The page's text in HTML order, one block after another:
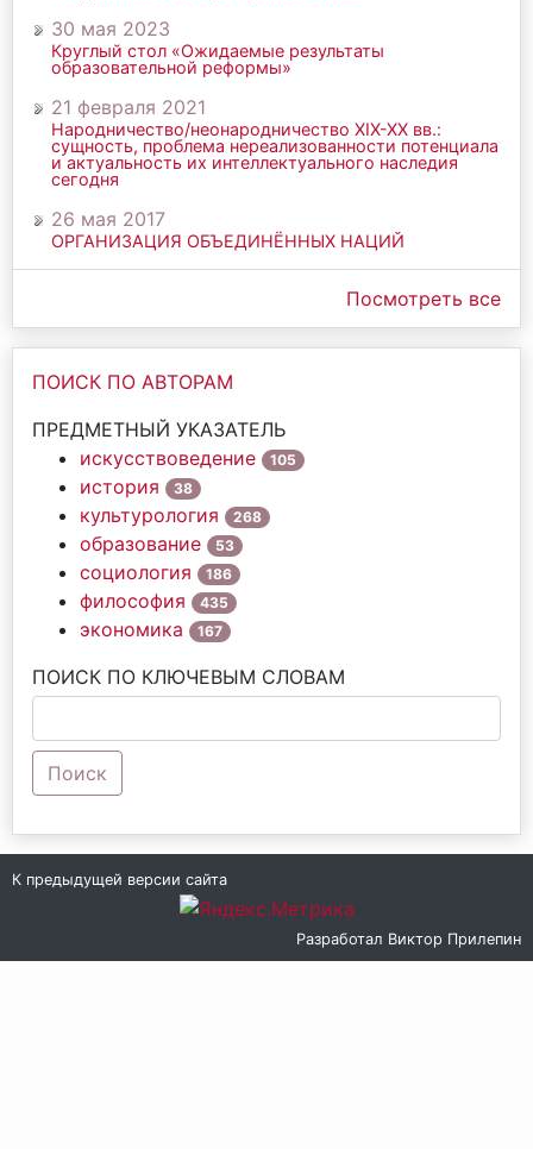
30 мая 2023
Круглый стол «Ожидаемые результаты
образовательной реформы»
21 февраля 2021
Народничество/неонародничество ХIХ-ХХ вв.:
сущность, проблема нереализованности потенциала
и актуальность их интеллектуального наследия
сегодня
26 мая 2017
ОРГАНИЗАЦИЯ ОБЪЕДИНЁННЫХ НАЦИЙ
Посмотреть все
ПОИСК ПО АВТОРАМ
ПРЕДМЕТНЫЙ УКАЗАТЕЛЬ
искусствоведение
105
история 38
культурология 268
образование 53
социология 186
философия 435
экономика 167
ПОИСК ПО КЛЮЧЕВЫМ СЛОВАМ
Поиск
К предыдущей версии сайта
Разработал Виктор Прилепин